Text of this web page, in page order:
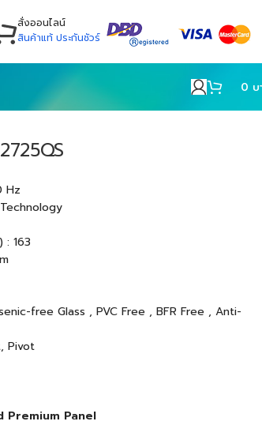
สั่งออนไลน์
สินค้าแท้ ประกันชัวร์
0 บ
Hz
: 163
free Glass , PVC Free , BFR Free , Anti-
Pivot
Premium Panel